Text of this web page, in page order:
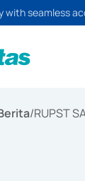
seamless
/RUPST